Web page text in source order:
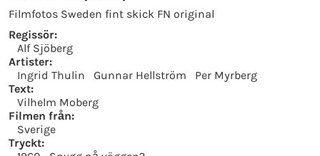
Filmfotos Sweden fint skick FN original
Regissör:
Alf Sjöberg
Artister:
Ingrid Thulin
Gunnar Hellström
Per Myrberg
Text:
Vilhelm Moberg
Filmen från:
Sverige
Tryckt: